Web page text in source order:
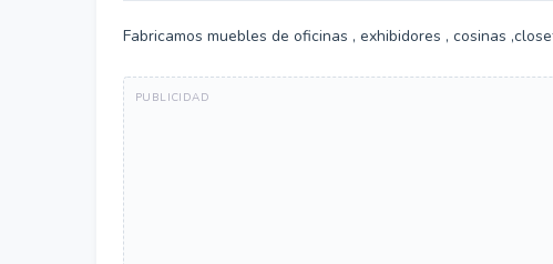
Fabricamos muebles de oficinas , exhibidores , cosinas